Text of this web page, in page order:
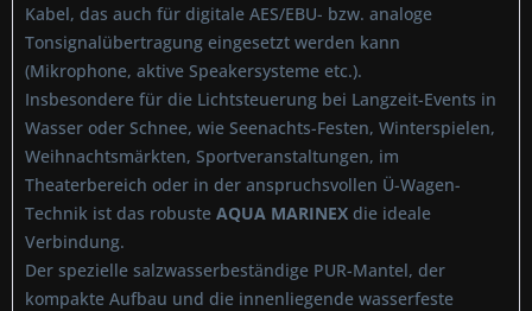
Kabel, das auch für digitale AES/EBU- bzw. analoge
Tonsignalübertragung eingesetzt werden kann
(Mikrophone, aktive Speakersysteme etc.).
Insbesondere für die Lichtsteuerung bei Langzeit-Events in
Wasser oder Schnee, wie Seenachts-Festen, Winterspielen,
Weihnachtsmärkten, Sportveranstaltungen, im
Theaterbereich oder in der anspruchsvollen Ü-Wagen-
Technik ist das robuste AQUA MARINEX die ideale
Verbindung.
Der spezielle salzwasserbeständige PUR-Mantel, der
kompakte Aufbau und die innenliegende wasserfeste